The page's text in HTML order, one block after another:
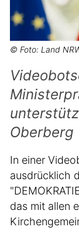
© Foto: Land
Oberberg
In einer
ausdrücklich
das mit allen